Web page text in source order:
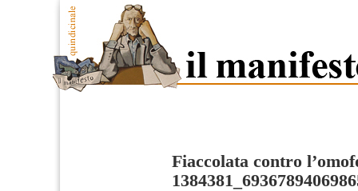
Fiaccolata contro